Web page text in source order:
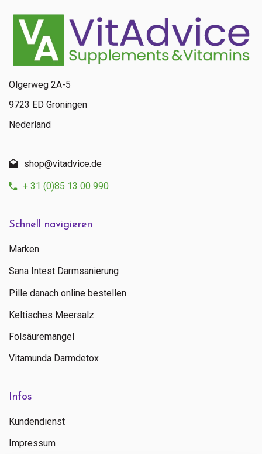
Schnell navigieren
Marken
Sana Intest Darmsanierung
Pille danach online bestellen
Keltisches Meersalz
Folsäuremangel
Vitamunda Darmdetox
Infos
Kundendienst
Impressum
Olgerweg 2A-5
9723 ED Groningen
Nederland
shop@vitadvice.de
+ 31 (0)85 13 00 990